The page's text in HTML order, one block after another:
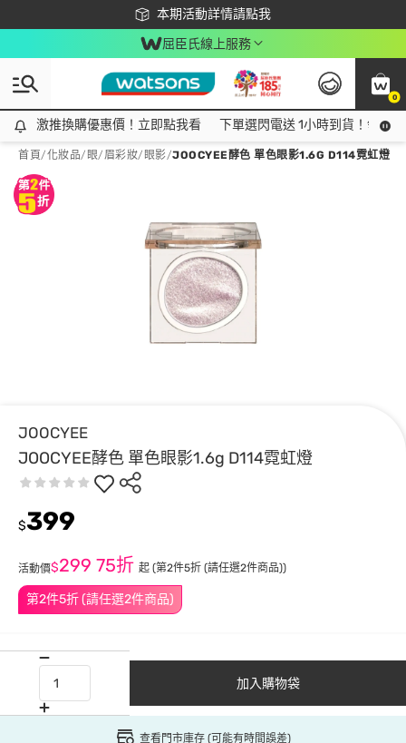
本期活動詳情請點我
下載app最高回饋$350
屈臣氏線上服務
0
激推換購優惠價！立即點我看
激推換購優惠價！立即點我看 下單選閃電送 1小時到貨！領神
首頁/化妝品/ 眼/眉彩妝/ 眼影/JOOCYEE酵色 單色眼影1.6G D114霓虹燈
JOOCYEE
JOOCYEE酵色 單色眼影1.6g D114霓虹燈
第2件5折 (請任選2件商品)
$399
活動價$299 75折 起 (第2件5折 (請任選2件商品))
加入購物袋
查看門市庫存 (可能有時間誤差)